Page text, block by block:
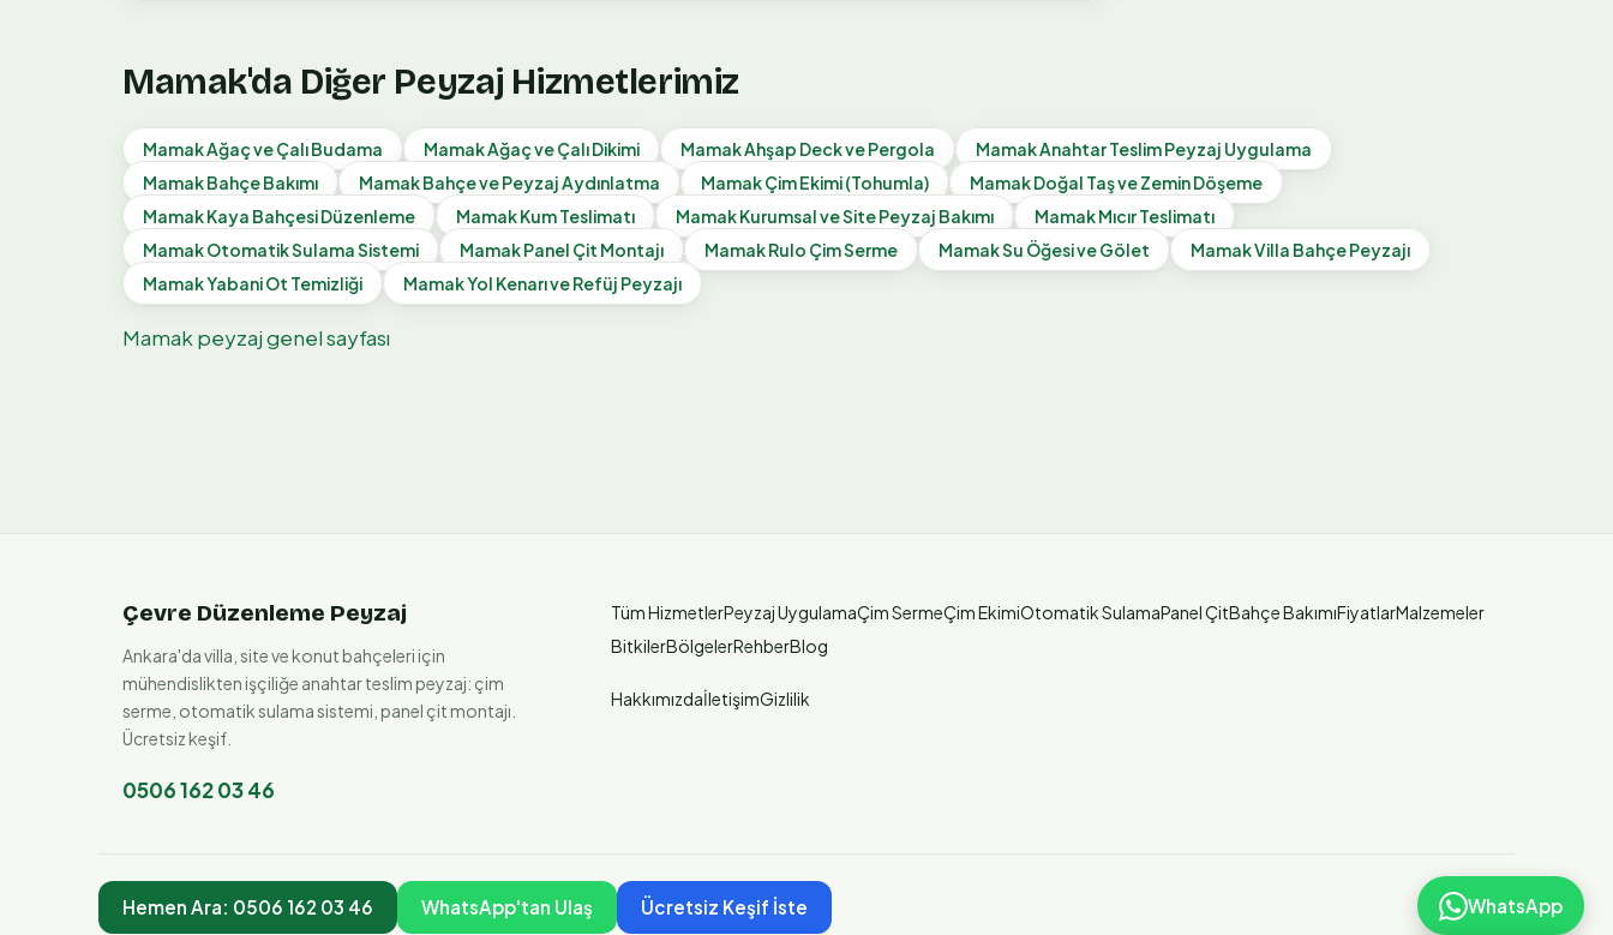
Mamak'da Diğer Peyzaj Hizmetlerimiz
MamakAğaç ve Çalı Budama MamakAğaç ve Çalı Dikimi MamakAhşap Deck ve Pergola MamakAnahtar Teslim Peyzaj Uygulama
MamakBahçe Bakımı MamakBahçe ve Peyzaj Aydınlatma MamakÇim Ekimi (Tohumla) MamakDoğal Taş ve Zemin Döşeme
MamakKaya Bahçesi Düzenleme MamakKum Teslimatı MamakKurumsal ve Site Peyzaj Bakımı MamakMıcır Teslimatı
MamakOtomatik Sulama Sistemi MamakPanel Çit Montajı MamakRulo Çim Serme MamakSu Öğesi ve Gölet MamakVilla Bahçe Peyzajı
MamakYabani Ot Temizliği MamakYol Kenarı ve Refüj Peyzajı
Mamak peyzaj genel sayfası
Çevre Düzenleme Peyzaj
Ankara'da villa, site ve konut bahçeleri için
mühendislikten işçiliğe anahtar teslim peyzaj: çim
serme, otomatik sulama sistemi, panel çit montajı.
Ücretsiz keşif.
0506 162 03 46
Tüm HizmetlerPeyzaj UygulamaÇim SermeÇim EkimiOtomatik SulamaPanel ÇitBahçe BakımıFiyatlarMalzemeler
BitkilerBölgelerRehberBlog
HakkımızdaİletişimGizlilik
Hemen Ara: 0506 162 03 46 WhatsApp'tan Ulaş Ücretsiz Keşif İste WhatsApp